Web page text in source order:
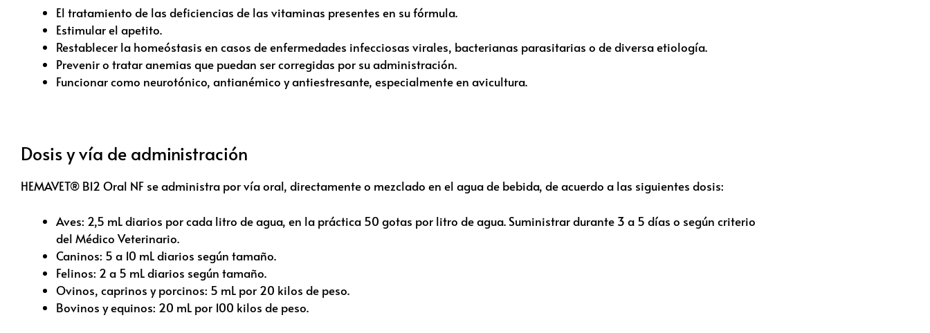
El tratamiento de las deficiencias de las vitaminas presentes en su fórmula.
Estimular el apetito.
Restablecer la homeóstasis en casos de enfermedades infecciosas virales, bacterianas parasitarias o de diversa etiología.
Prevenir o tratar anemias que puedan ser corregidas por su administración.
Funcionar como neurotónico, antianémico y antiestresante, especialmente en avicultura.
Dosis y vía de administración
HEMAVET® B12 Oral NF se administra por vía oral, directamente o mezclado en el agua de bebida, de acuerdo a las siguientes dosis:
Aves: 2,5 mL diarios por cada litro de agua, en la práctica 50 gotas por litro de agua. Suministrar durante 3 a 5 días o según criterio
del Médico Veterinario.
Caninos: 5 a 10 mL diarios según tamaño.
Felinos: 2 a 5 mL diarios según tamaño.
Ovinos, caprinos y porcinos: 5 mL por 20 kilos de peso.
Bovinos y equinos: 20 mL por 100 kilos de peso.